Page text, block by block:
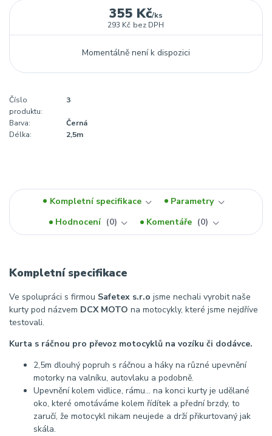
355 Kč/ks
293 Kč bez DPH
Momentálně není k dispozici
Číslo
produktu:
3
Barva:
Černá
Délka:
2,5m
Kompletní specifikace
Parametry
Hodnocení
0 Komentáře 0
Kompletní specifikace
Ve spolupráci s firmou Safetex s.r.o jsme nechali vyrobit naše
kurty pod názvem DCX MOTO na motocykly, které jsme nejdříve
testovali.
Kurta s ráčnou pro převoz motocyklů na vozíku či dodávce.
2,5m dlouhý popruh s ráčnou a háky na různé upevnění
motorky na valníku, autovlaku a podobně.
Upevnění kolem vidlice, rámu... na konci kurty je udělané
oko, které omotáváme kolem řídítek a přední brzdy, to
zaručí, že motocykl nikam neujede a drží přikurtovaný jak
skála.